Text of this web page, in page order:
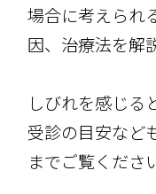
場合に考えられ
因、治療法を解
しびれを感じる
受診の目安など
までご覧くださ